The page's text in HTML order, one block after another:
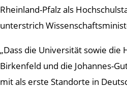
Rheinland-Pfalz als
unterstrich
„Dass die Universität sowie die
Birkenfeld und die Johannes-
mit als erste Standorte in